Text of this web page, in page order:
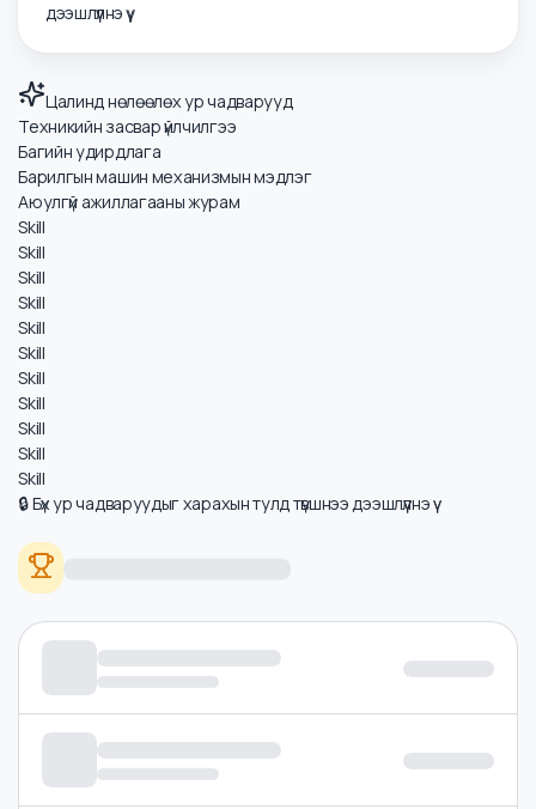
5-7 жил12хүн
дээшлүүлнэ үү
Цалинд нөлөөлөх ур чадварууд
Техникийн засвар үйлчилгээ
Багийн удирдлага
Барилгын машин механизмын мэдлэг
Аюулгүй ажиллагааны журам
Skill
Skill
Skill
Skill
Skill
Skill
Skill
Skill
Skill
Skill